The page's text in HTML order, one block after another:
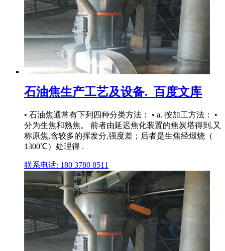
石油焦生产工艺及设备._百度文库
• 石油焦通常有下列四种分类方法： • a. 按加工方法： •
分为生焦和熟焦。 前者由延迟焦化装置的焦炭塔得到,又
称原焦,含较多的挥发分,强度差；后者是生焦经煅烧（
1300℃）处理得 .
联系电话: 180 3780 8511